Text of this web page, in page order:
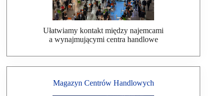
Ułatwiamy kontakt między najemcami
a wynajmującymi centra handlowe
Magazyn Centrów Handlowych